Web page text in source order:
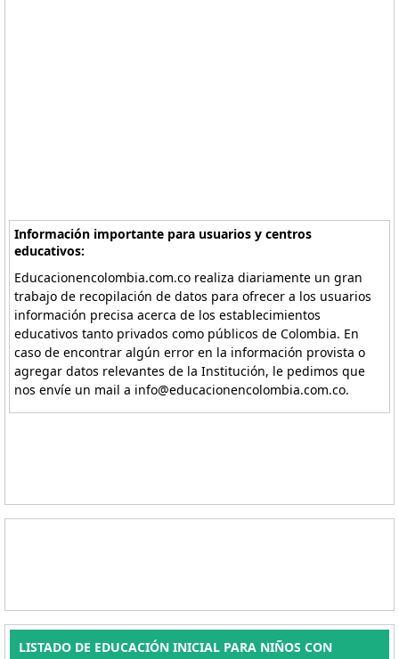
Información importante para usuarios y centros
educativos:
Educacionencolombia.com.co realiza diariamente un gran
trabajo de recopilación de datos para ofrecer a los usuarios
información precisa acerca de los establecimientos
educativos tanto privados como públicos de Colombia. En
caso de encontrar algún error en la información provista o
agregar datos relevantes de la Institución, le pedimos que
nos envíe un mail a info@educacionencolombia.com.co.
LISTADO DE EDUCACIÓN INICIAL PARA NIÑOS CON